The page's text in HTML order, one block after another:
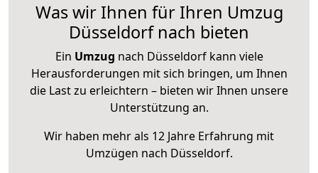
Was wir Ihnen für Ihren Umzug
Düsseldorf nach bieten
Ein Umzug nach Düsseldorf kann viele
Herausforderungen mit sich bringen, um Ihnen
die Last zu erleichtern – bieten wir Ihnen unsere
Unterstützung an.
Wir haben mehr als 12 Jahre Erfahrung mit
Umzügen nach Düsseldorf.